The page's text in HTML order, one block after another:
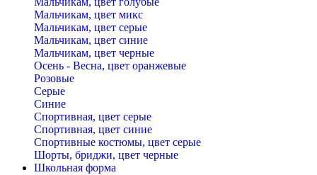
Мальчикам, цвет микс
Мальчикам, цвет серые
Мальчикам, цвет синие
Мальчикам, цвет черные
Осень - Весна, цвет оранжевые
Розовые
Серые
Синие
Спортивная, цвет серые
Спортивная, цвет синие
Спортивные костюмы, цвет серые
Шорты, бриджи, цвет черные
Школьная форма